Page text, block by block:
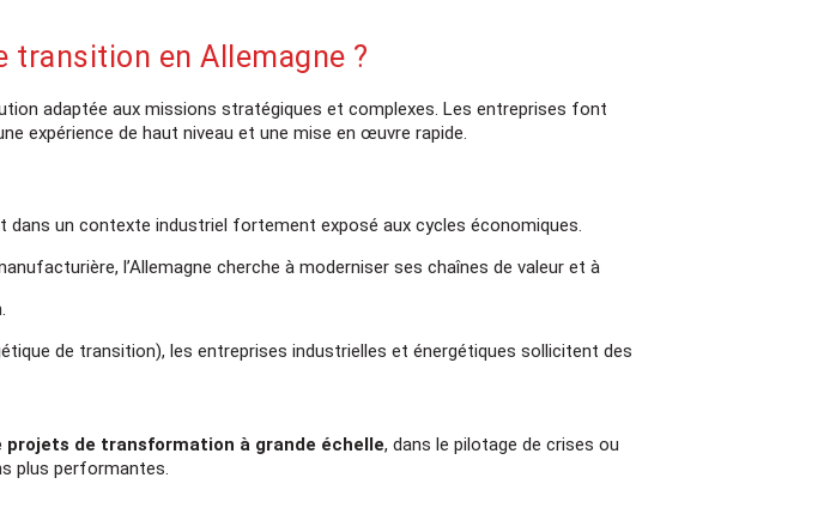
transition en Allemagne ?
adaptée aux missions stratégiques et complexes. Les entreprises font
expérience de haut niveau et une mise en œuvre rapide.
dans un contexte industriel fortement exposé aux cycles économiques.
l’Allemagne cherche à moderniser ses chaînes de valeur et à
de transition), les entreprises industrielles et énergétiques sollicitent des
projets de transformation à grande échelle, dans le pilotage de crises ou
plus performantes.